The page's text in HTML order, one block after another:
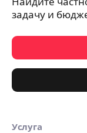
задачу и
Услуга